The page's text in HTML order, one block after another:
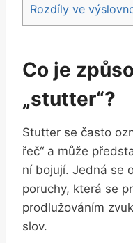
Rozdíly ve
Co je
„stutter“?
Stutter se často
řeč“ a může
ní bojují. Jedná se
poruchy, která se
prodlužováním
slov.